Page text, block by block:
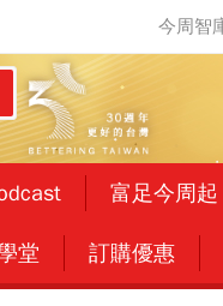
富足今周起
堂 訂購優惠